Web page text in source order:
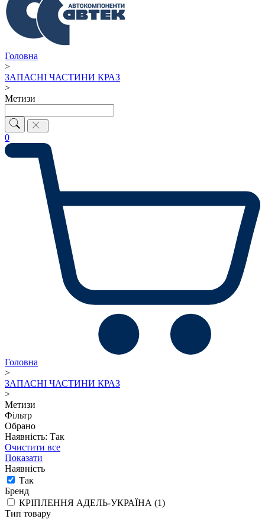
Головна
>
ЗАПАСНІ ЧАСТИНИ КРАЗ
>
Метизи
0
Головна
>
ЗАПАСНІ ЧАСТИНИ КРАЗ
>
Метизи
Фільтр
Обрано
Наявність: Так
Очистити все
Показати
Наявність
Так
Бренд
КРІПЛЕННЯ АДЕЛЬ-УКРАЇНА (1)
Тип товару